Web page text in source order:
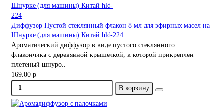
Диффузор Пустой стеклянный флакон 8 мл для эфирных масел на
Шнурке (для машины) Китай hld-224
Ароматический диффузор в виде пустого стеклянного
флакончика с деревянной крышечкой, к которой прикреплен
плетеный шнуро..
169.00 р.
В корзину